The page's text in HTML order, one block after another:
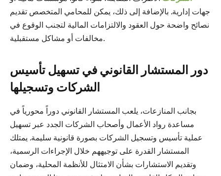
جهات إدارية. بالإضافة إلى ذلك، يمكن للمحامي المتخصص تقديم
نصائح واضحة حول العقود والالتزامات المالية لتجنب الوقوع في
مخالفات أو مشاكل مستقبلية.
دور المستشار القانوني في تسهيل تأسيس
الشركات وتسجيلها
بجانب المنازعات، يلعب المستشار القانوني دوراً محورياً في
مساعدة رواد الأعمال وأصحاب الشركات الجدد عبر تسهيل
عملية تأسيس وتسجيل الشركات بصورة قانونية سليمة. يمتلك
المستشار القدرة على توجيههم خلال الإجراءات الرسمية،
وتقديم الاستشارات بشأن الامتثال للأنظمة المحلية، وضمان